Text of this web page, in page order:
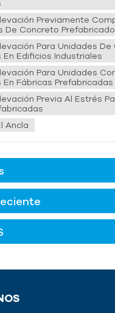
Previamente
De Concreto
Para Unidades De
En Edificios Industriales
Para Unidades
En Fábricas Prefabricadas
Previa Al Estrés
Ancla